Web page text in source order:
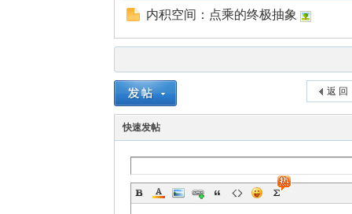
内积空间：点乘的终极抽象
返 回
快速发帖